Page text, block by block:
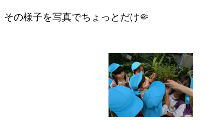
その様子を写真でちょっとだけ🤏